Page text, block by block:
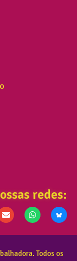
redes:
Todos os